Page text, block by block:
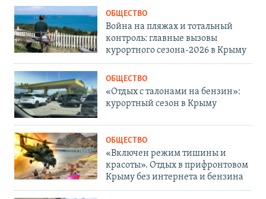
ОБЩЕСТВО
Война на пляжах и тотальный
контроль: главные вызовы
курортного сезона-2026 в Крыму
ОБЩЕСТВО
«Отдых с талонами на бензин»:
курортный сезон в Крыму
ОБЩЕСТВО
«Включен режим тишины и
красоты». Отдых в прифронтовом
Крыму без интернета и бензина